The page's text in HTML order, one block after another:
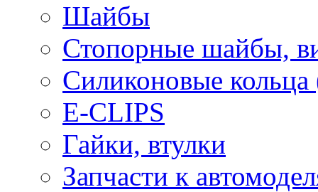
Шайбы
Стопорные шайбы,
Силиконовые
E-CLIPS
Гайки, втулки
Запчасти к